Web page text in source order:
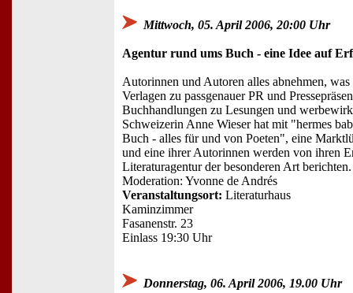
Mittwoch, 05. April 2006, 20:00 Uhr
Agentur rund ums Buch - eine Idee auf
Autorinnen und Autoren alles abnehmen,
Verlagen zu passgenauer PR und
Buchhandlungen zu Lesungen und
Schweizerin Anne Wieser hat mit "hermes
Buch - alles für und von Poeten", eine
und eine ihrer Autorinnen werden von ihren
Literaturagentur der besonderen Art berichten.
Moderation: Yvonne de Andrés
Veranstaltungsort: Literaturhaus
Kaminzimmer
Fasanenstr. 23
Einlass 19:30 Uhr
Donnerstag, 06. April 2006, 19.00 Uhr